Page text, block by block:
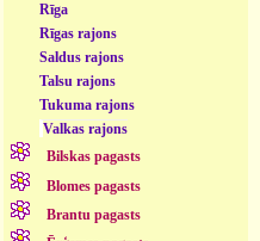
Rīga
Rīgas rajons
Saldus rajons
Talsu rajons
Tukuma rajons
Valkas rajons
Bilskas pagasts
Blomes pagasts
Brantu pagasts